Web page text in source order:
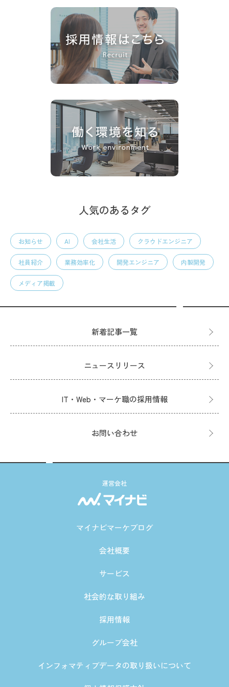
人気のあるタグ
お知らせ AI 会社生活 クラウドエンジニア
社員紹介 業務効率化 開発エンジニア 内製開発
メディア掲載
新着記事一覧
ニュースリリース
IT・Web・マーケ職の採用情報
お問い合わせ
運営会社
マイナビマーケブログ
会社概要
サービス
社会的な取り組み
採用情報
グループ会社
インフォマティブデータの取り扱いについて